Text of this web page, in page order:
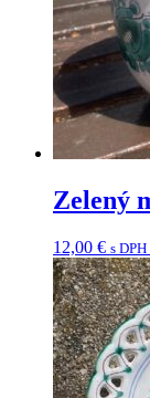
Zelený
12,00 € s DPH